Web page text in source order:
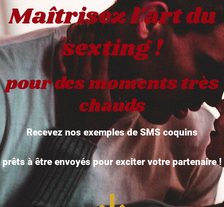
Maîtrisez l'art du
sexting !
pour des moments très
chauds
Recevez nos exemples de SMS coquins
prêts à être envoyés pour exciter votre partenaire !